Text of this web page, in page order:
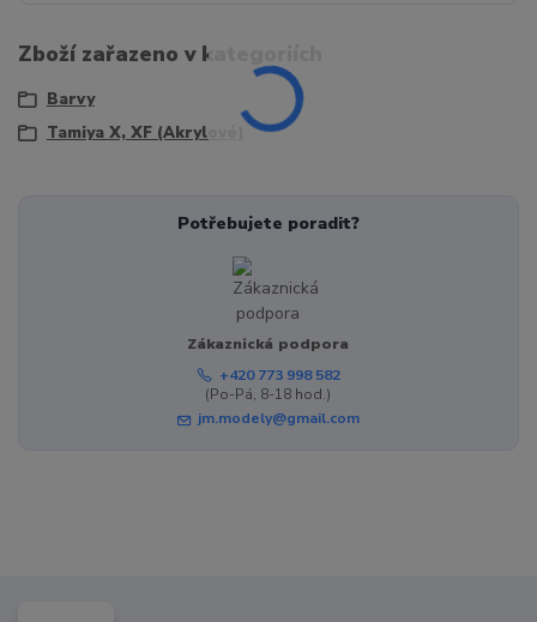
Zboží zařazeno v kategoriích
Barvy
Tamiya X, XF (Akrylové)
Potřebujete poradit?
Zákaznická podpora
+420 773 998 582
(Po-Pá, 8-18 hod.)
jm.modely@gmail.com